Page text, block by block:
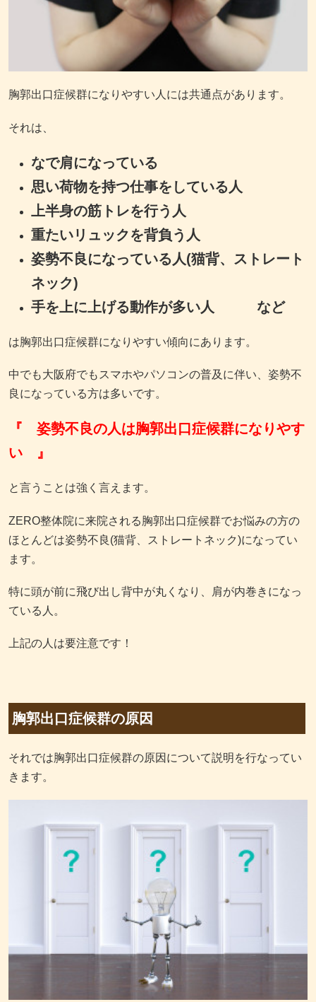
胸郭出口症候群になりやすい人には共通点があります。
それは、
なで肩になっている
思い荷物を持つ仕事をしている人
上半身の筋トレを行う人
重たいリュックを背負う人
姿勢不良になっている人(猫背、ストレート
ネック)
手を上に上げる動作が多い人 など
は胸郭出口症候群になりやすい傾向にあります。
中でも大阪府でもスマホやパソコンの普及に伴い、姿勢不
良になっている方は多いです。
『 姿勢不良の人は胸郭出口症候群になりやす
い 』
と言うことは強く言えます。
ZERO整体院に来院される胸郭出口症候群でお悩みの方の
ほとんどは姿勢不良(猫背、ストレートネック)になってい
ます。
特に頭が前に飛び出し背中が丸くなり、肩が内巻きになっ
ている人。
上記の人は要注意です！
胸郭出口症候群の原因
それでは胸郭出口症候群の原因について説明を行なってい
きます。